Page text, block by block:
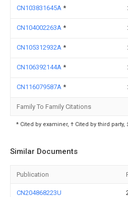
CN103831645A *
CN104002263A *
CN105312932A *
CN106392144A *
CN116079587A *
Family To Family Citations
* Cited by examiner, † Cited by third
Similar Documents
Publication
CN204868223U